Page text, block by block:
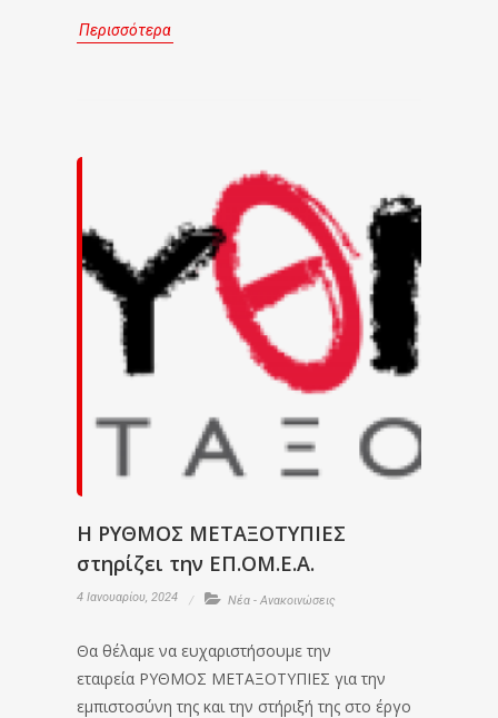
Περισσότερα
H ΡΥΘΜΟΣ ΜΕΤΑΞΟΤΥΠΙΕΣ
στηρίζει την ΕΠ.ΟΜ.Ε.Α.
4 Ιανουαρίου, 2024 Νέα - Ανακοινώσεις
Θα θέλαμε να ευχαριστήσουμε την
εταιρεία ΡΥΘΜΟΣ ΜΕΤΑΞΟΤΥΠΙΕΣ για την
εμπιστοσύνη της και την στήριξή της στο έργο